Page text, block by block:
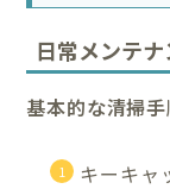
日常メンテ
基本的な清掃手
キーキャ